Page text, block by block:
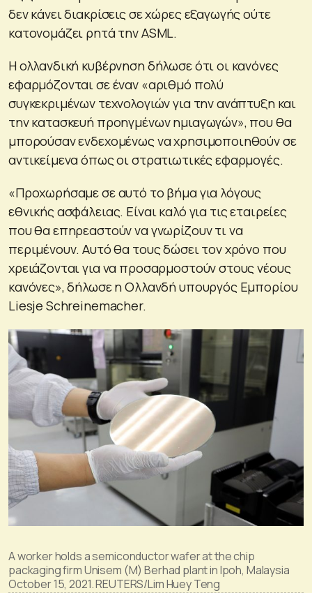
δεν κάνει διακρίσεις σε χώρες εξαγωγής ούτε
κατονομάζει ρητά την ASML.
Η ολλανδική κυβέρνηση δήλωσε ότι οι κανόνες
εφαρμόζονται σε έναν «αριθμό πολύ
συγκεκριμένων τεχνολογιών για την ανάπτυξη και
την κατασκευή προηγμένων ημιαγωγών», που θα
μπορούσαν ενδεχομένως να χρησιμοποιηθούν σε
αντικείμενα όπως οι στρατιωτικές εφαρμογές.
«Προχωρήσαμε σε αυτό το βήμα για λόγους
εθνικής ασφάλειας. Είναι καλό για τις εταιρείες
που θα επηρεαστούν να γνωρίζουν τι να
περιμένουν. Αυτό θα τους δώσει τον χρόνο που
χρειάζονται για να προσαρμοστούν στους νέους
κανόνες», δήλωσε η Ολλανδή υπουργός Εμπορίου
Liesje Schreinemacher.
A worker holds a semiconductor wafer at the chip
packaging firm Unisem (M) Berhad plant in Ipoh, Malaysia
October 15, 2021. REUTERS/Lim Huey Teng